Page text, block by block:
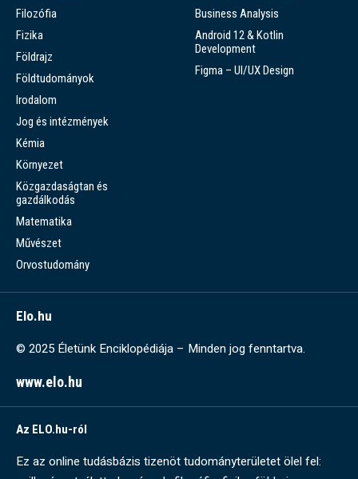
Filozófia
Fizika
Földrajz
Földtudományok
Irodalom
Jog és intézmények
Kémia
Környezet
Közgazdaságtan és
gazdálkodás
Matematika
Művészet
Orvostudomány
Business Analysis
Android 12 & Kotlin
Development
Figma – UI/UX Design
Elo.hu
© 2025 Életünk Enciklopédiája – Minden jog fenntartva.
www.elo.hu
Az ELO.hu-ról
Ez az online tudásbázis tizenöt tudományterületet ölel fel: